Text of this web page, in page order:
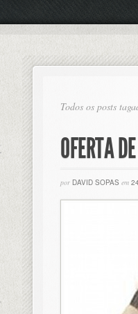
Todos os posts
OFERTA
por DAVID SOPAS em